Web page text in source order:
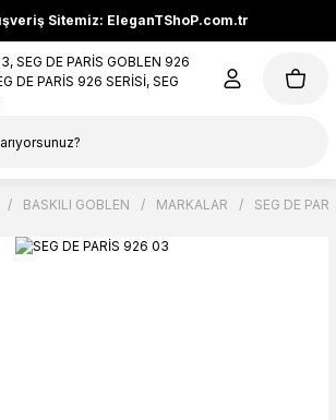
Sitemiz: EleganTShoP.com.tr
BASKILI GOBLEN MARKALAR SEG DE